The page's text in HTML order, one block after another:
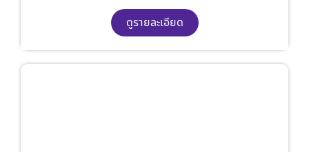
ดูรายละเอียด